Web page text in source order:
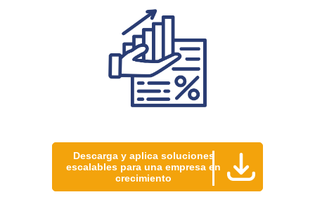
Descarga y aplica soluciones
escalables para una empresa en
crecimiento